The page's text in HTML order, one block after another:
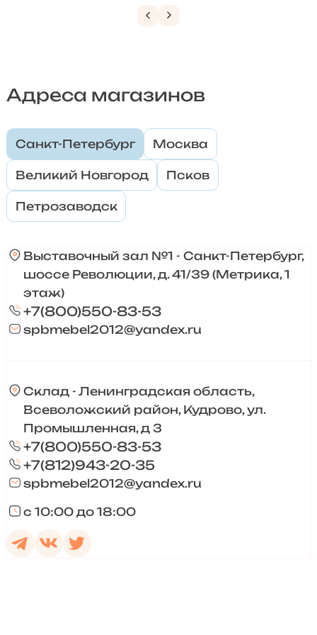
Адреса магазинов
Санкт-Петербург Москва
Великий Новгород Псков
Петрозаводск
Выставочный зал №1 - Санкт-Петербург,
шоссе Революции, д. 41/39 (Метрика, 1
этаж)
+7(800)550-83-53
spbmebel2012@yandex.ru
Склад - Ленинградская область,
Всеволожский район, Кудрово, ул.
Промышленная, д 3
+7(800)550-83-53
+7(812)943-20-35
spbmebel2012@yandex.ru
с 10:00 до 18:00